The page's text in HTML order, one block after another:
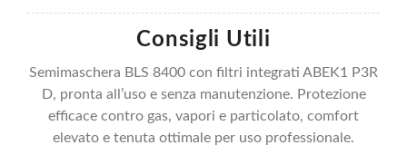
Consigli Utili
Semimaschera BLS 8400 con filtri integrati ABEK1 P3R
D, pronta all’uso e senza manutenzione. Protezione
efficace contro gas, vapori e particolato, comfort
elevato e tenuta ottimale per uso professionale.